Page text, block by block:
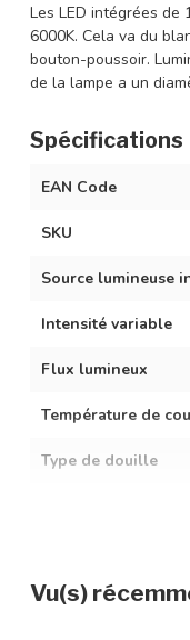
Les LED intégrées
6000K. Cela va du
bouton-poussoir.
de la lampe a un
Spécifications
EAN Code
SKU
Source lumineuse
Intensité variable
Flux lumineux
Température de
Type de douille
Fréquence
Vu(s)